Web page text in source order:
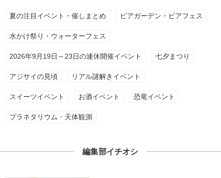
夏の注目イベント・催しまとめ ビアガーデン・ビアフェス
水かけ祭り・ウォーターフェス
2026年9月19日～23日の連休開催イベント 七夕まつり
アジサイの見頃 リアル謎解きイベント
スイーツイベント お酒イベント 恐竜イベント
プラネタリウム・天体観測
編集部イチオシ